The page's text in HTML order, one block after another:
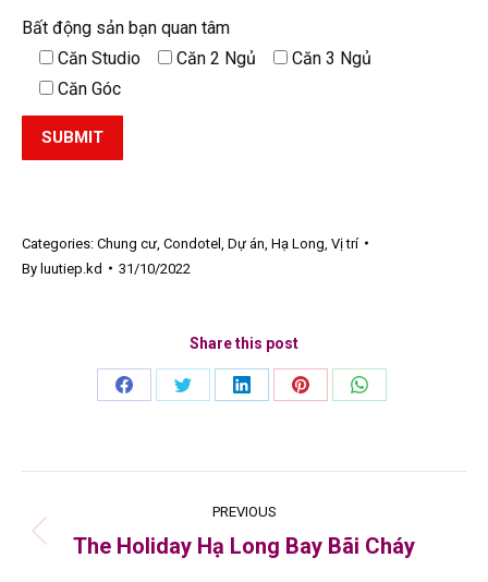
Bất động sản bạn quan tâm
Căn Studio
Căn 2 Ngủ
Căn 3 Ngủ
Căn Góc
Categories: Chung cư Condotel Dự án Hạ Long Vị trí
By luutiep.kd 31/10/2022
Share this post
Share
Share
Share
Share
Share
navigation
PREVIOUS
Previous
The Holiday Hạ Long Bay Bãi Cháy